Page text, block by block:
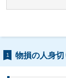
1 物損の人身